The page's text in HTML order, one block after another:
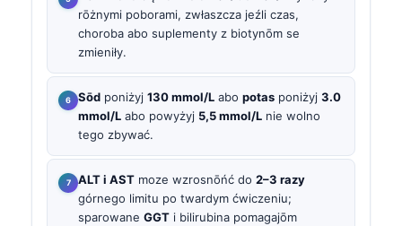
rōżnymi poborami, zwłaszcza jeźli czas,
choroba abo suplementy z biotynōm se
zmieniły.
Sōd poniżyj 130 mmol/L abo potas poniżyj 3.0
mmol/L abo powyżyj 5,5 mmol/L nie wolno
tego zbywać.
ALT i AST moze wzrosnōńć do 2–3 razy
górnego limitu po twardym ćwiczeniu;
sparowane GGT i bilirubina pomagajōm